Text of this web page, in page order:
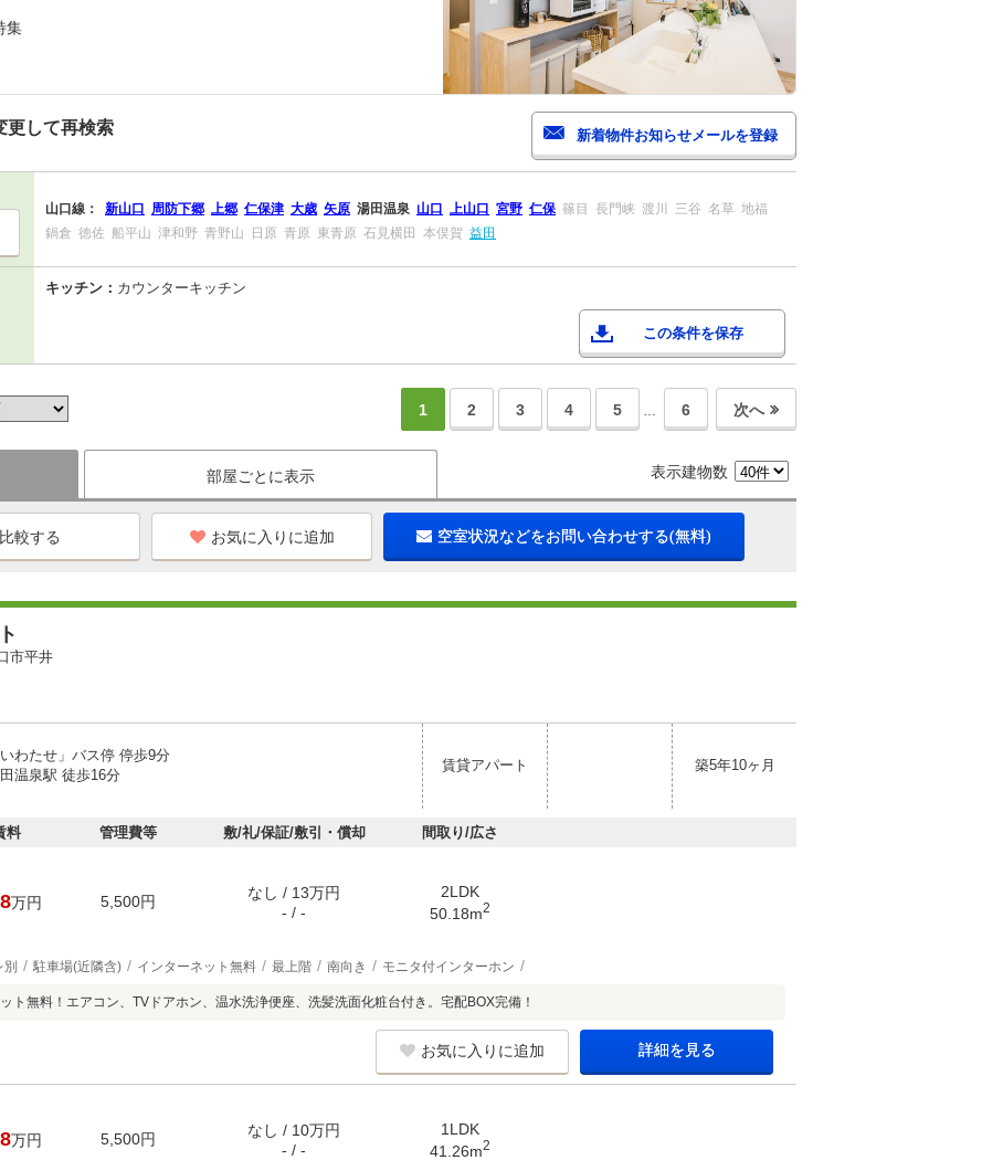
集
更して再検索
山口線： 新山口 周防下郷 上郷 仁保津 大歳 矢原 湯田温泉 山口 上山口 宮野 仁保 篠目 長門峡 渡川 三谷 名草 地福
鍋倉 徳佐 船平山 津和野 青野山 日原 青原 東青原 石見横田 本俣賀 益田
キッチン： カウンターキッチン
この条件を保存
1 2 3 4 5 … 6 次へ
部屋ごとに表示 表示建物数
お気に入りに追加 空室状況などをお問い合わせする(無料)
市平井
わたせ」バス停 停歩9分
温泉駅 徒歩16分
賃貸アパート 築5年10ヶ月
料 管理費等 敷/礼/保証/敷引・償却 間取り/広さ
万円 5,500円
なし / 13万円
- / -
2LDK
50.18m2
駐車場(近隣含) インターネット無料 最上階 南向き モニタ付インターホン
無料！エアコン、TVドアホン、温水洗浄便座、洗髪洗面化粧台付き。宅配BOX完備！
お気に入りに追加 詳細を見る
万円 5,500円
なし / 10万円
- / -
1LDK
41.26m2